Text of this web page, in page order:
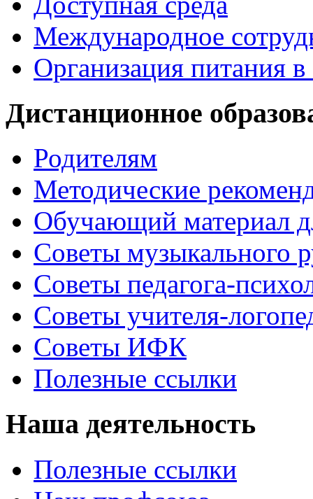
Международное
Организация питания в
Дистанционное
Родителям
Методические
Обучающий материал
Советы музыкального
Советы педагога-
Советы учителя-
Советы ИФК
Полезные ссылки
Наша деятельность
Полезные ссылки